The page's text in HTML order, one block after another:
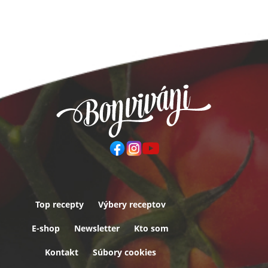
Top recepty Výbery receptov
E-shop Newsletter Kto som
Kontakt Súbory cookies